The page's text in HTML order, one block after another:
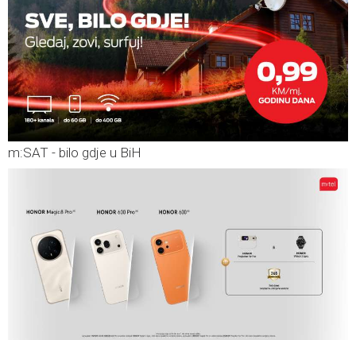
m:SAT - bilo gdje u BiH